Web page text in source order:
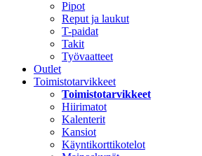
Pipot
Reput ja laukut
T-paidat
Takit
Työvaatteet
Outlet
Toimistotarvikkeet
Toimistotarvikkeet
Hiirimatot
Kalenterit
Kansiot
Käyntikorttikotelot